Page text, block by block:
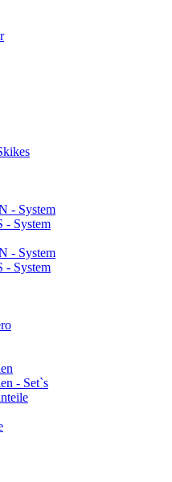
- System
- System
- System
- System
- Set`s